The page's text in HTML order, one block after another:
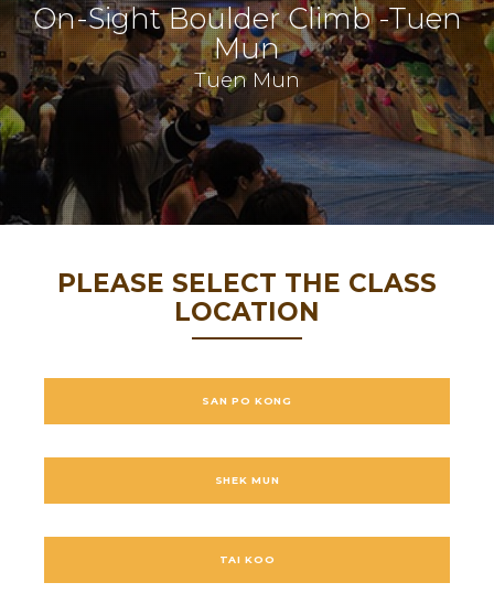
On-Sight Boulder Climb -Tuen
Mun
Tuen Mun
PLEASE SELECT THE CLASS
LOCATION
SAN PO KONG
SHEK MUN
TAI KOO